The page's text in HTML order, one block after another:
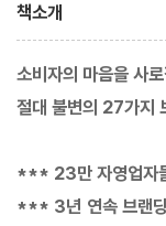
책소개
소비자의 마음을 사
절대 불변의 27가지
*** 23만 자영업자
*** 3년 연속 브랜